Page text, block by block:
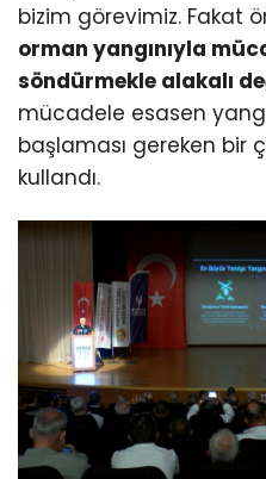
bizim görevimiz. Fakat
orman yangınıyla
söndürmekle alakalı
mücadele esasen
başlaması gereken bir
kullandı.